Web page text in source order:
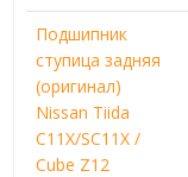
Подшипник
ступица задняя
(оригинал)
Nissan Tiida
C11X/SC11X /
Сube Z12